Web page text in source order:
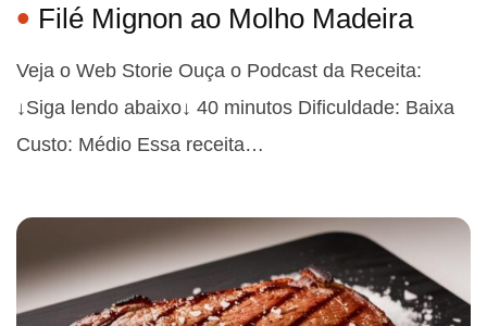
Filé Mignon ao Molho Madeira
Veja o Web Storie Ouça o Podcast da Receita:
↓Siga lendo abaixo↓ 40 minutos Dificuldade: Baixa
Custo: Médio Essa receita…